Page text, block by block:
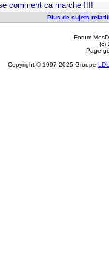
comment ca marche !!!!
Plus de sujets
Forum
(c)
Page
Copyright © 1997-2025 Groupe